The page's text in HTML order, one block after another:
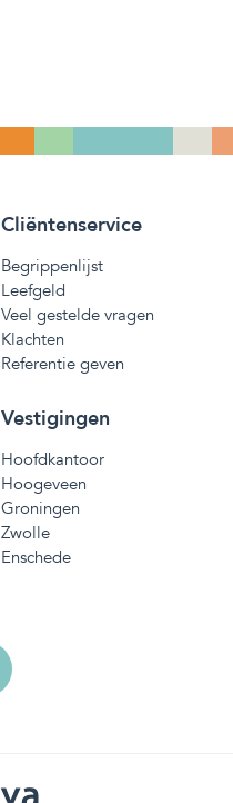
Cliëntenservice
Begrippenlijst
Leefgeld
Veel gestelde vragen
Klachten
Referentie geven
Vestigingen
Hoofdkantoor
Hoogeveen
Groningen
Zwolle
Enschede